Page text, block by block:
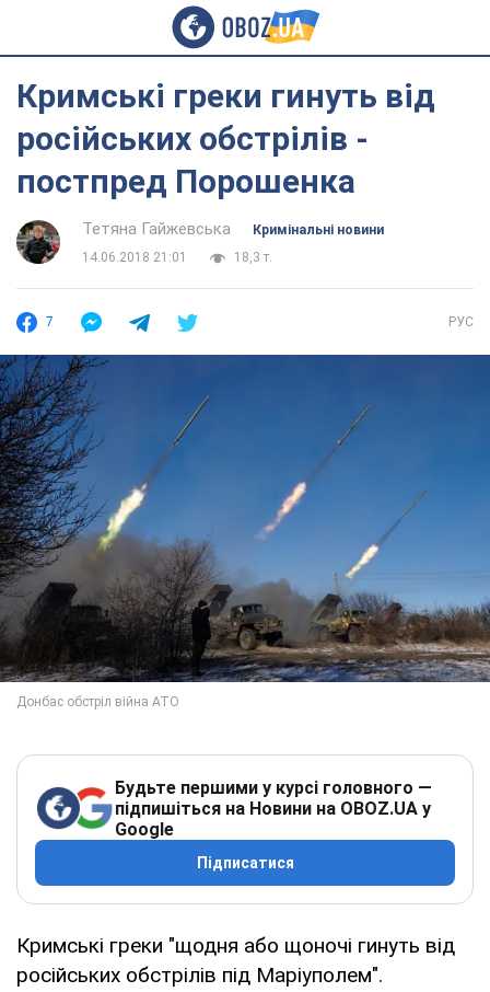
Кримські греки гинуть від
російських обстрілів -
постпред Порошенка
Тетяна Гайжевська
Кримінальні новини
14.06.2018 21:01
18,3 т.
7 РУС
Будьте першими у курсі головного —
підпишіться на Новини на OBOZ.UA у
Google
Підписатися
Кримські греки "щодня або щоночі гинуть від
російських обстрілів під Маріуполем".